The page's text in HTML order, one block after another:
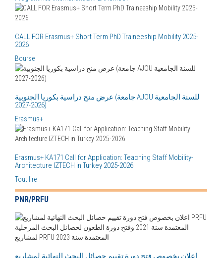
CALL FOR Erasmus+ Short Term PhD Traineeship Mobility 2025-
2026
Bourse
عرض منح دراسية بكوريا الجنوبية (جامعة AJOU للسنة الجامعية
2026-2027)
Erasmus+
Erasmus+ KA171 Call for Application: Teaching Staff Mobility-
Architecture IZTECH in Turkey 2025-2026
Tout lire
PNR/PRFU
اعلان بخصوص فتح دورة تقييم حصائل البحث النهائية لمشاريع